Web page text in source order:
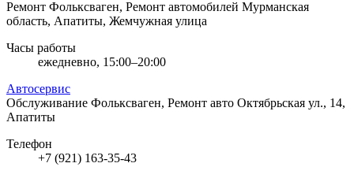
Ремонт Фольксваген, Ремонт автомобилей Мурманская
область, Апатиты, Жемчужная улица
Часы работы
ежедневно, 15:00–20:00
Автосервис
Обслуживание Фольксваген, Ремонт авто Октябрьская ул., 14,
Апатиты
Телефон
+7 (921) 163-35-43